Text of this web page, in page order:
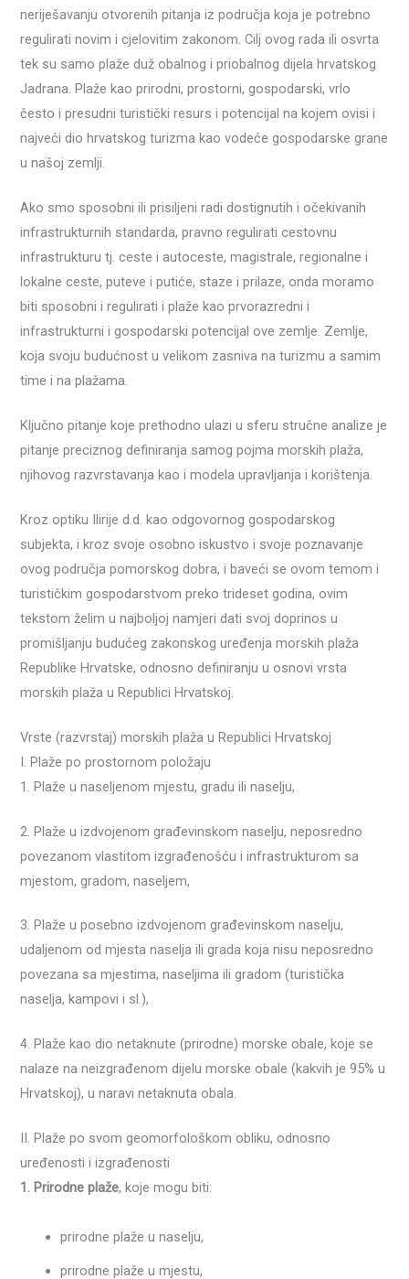
neriješavanju otvorenih pitanja iz područja koja je potrebno
regulirati novim i cjelovitim zakonom. Cilj ovog rada ili osvrta
tek su samo plaže duž obalnog i priobalnog dijela hrvatskog
Jadrana. Plaže kao prirodni, prostorni, gospodarski, vrlo
često i presudni turistički resurs i potencijal na kojem ovisi i
najveći dio hrvatskog turizma kao vodeće gospodarske grane
u našoj zemlji.
Ako smo sposobni ili prisiljeni radi dostignutih i očekivanih
infrastrukturnih standarda, pravno regulirati cestovnu
infrastrukturu tj. ceste i autoceste, magistrale, regionalne i
lokalne ceste, puteve i putiće, staze i prilaze, onda moramo
biti sposobni i regulirati i plaže kao prvorazredni i
infrastrukturni i gospodarski potencijal ove zemlje. Zemlje,
koja svoju budućnost u velikom zasniva na turizmu a samim
time i na plažama.
Ključno pitanje koje prethodno ulazi u sferu stručne analize je
pitanje preciznog definiranja samog pojma morskih plaža,
njihovog razvrstavanja kao i modela upravljanja i korištenja.
Kroz optiku Ilirije d.d. kao odgovornog gospodarskog
subjekta, i kroz svoje osobno iskustvo i svoje poznavanje
ovog područja pomorskog dobra, i baveći se ovom temom i
turističkim gospodarstvom preko trideset godina, ovim
tekstom želim u najboljoj namjeri dati svoj doprinos u
promišljanju budućeg zakonskog uređenja morskih plaža
Republike Hrvatske, odnosno definiranju u osnovi vrsta
morskih plaža u Republici Hrvatskoj.
Vrste (razvrstaj) morskih plaža u Republici Hrvatskoj
I. Plaže po prostornom položaju
1. Plaže u naseljenom mjestu, gradu ili naselju,
2. Plaže u izdvojenom građevinskom naselju, neposredno
povezanom vlastitom izgrađenošću i infrastrukturom sa
mjestom, gradom, naseljem,
3. Plaže u posebno izdvojenom građevinskom naselju,
udaljenom od mjesta naselja ili grada koja nisu neposredno
povezana sa mjestima, naseljima ili gradom (turistička
naselja, kampovi i sl.),
4. Plaže kao dio netaknute (prirodne) morske obale, koje se
nalaze na neizgrađenom dijelu morske obale (kakvih je 95% u
Hrvatskoj), u naravi netaknuta obala.
II. Plaže po svom geomorfološkom obliku, odnosno
uređenosti i izgrađenosti
1. Prirodne plaže, koje mogu biti:
prirodne plaže u naselju,
prirodne plaže u mjestu,